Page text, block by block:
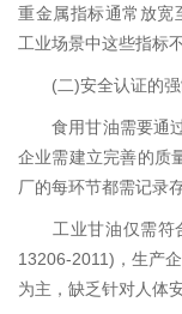
重金属指标通常放宽
工业场景中这些指标
(二)安全认证的强
食用甘油需要通过
企业需建立完善的质
厂的每环节都需记录
工业甘油仅需符合
13206-2011)，生产
为主，缺乏针对人体